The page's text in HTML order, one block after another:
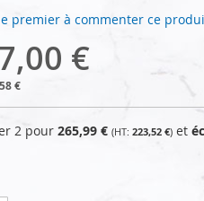
premier à commenter ce
€
€
2 pour 265,99 € 223,52 € et